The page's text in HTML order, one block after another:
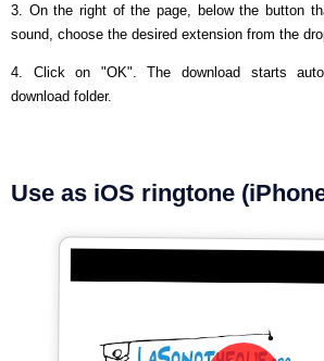
3. On the right of the page, below the button
sound, choose the desired extension from the
4. Click on "OK". The download starts
download folder.
Use as iOS ringtone